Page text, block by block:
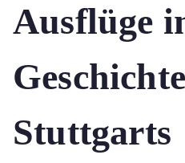
Ausflüge
Stuttgarts